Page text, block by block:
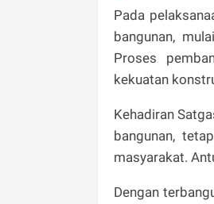
Pada
bangunan,
Proses
kekuatan
Kehadiran
bangunan,
masyarakat.
Dengan